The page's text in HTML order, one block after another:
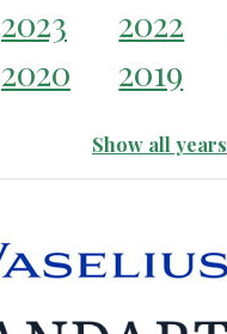
2023
2022
2020
2019
Show all years